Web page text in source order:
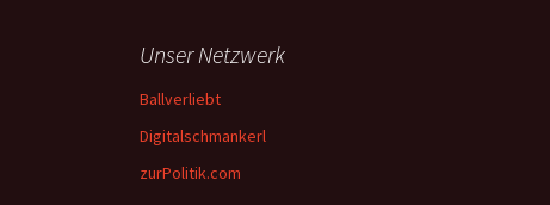
Unser Netzwerk
Ballverliebt
Digitalschmankerl
zurPolitik.com